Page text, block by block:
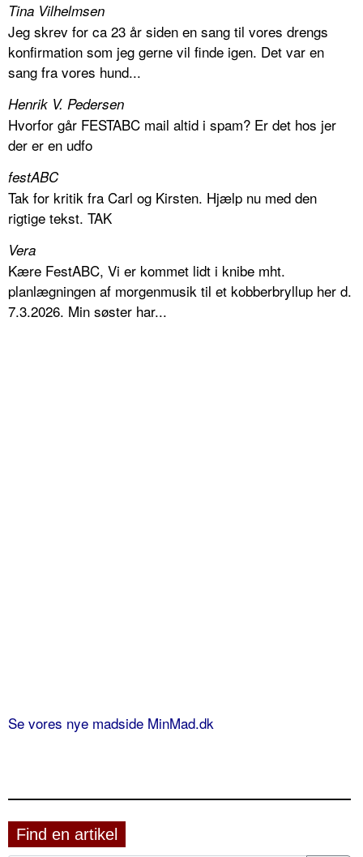
Tina Vilhelmsen
Jeg skrev for ca 23 år siden en sang til vores drengs
konfirmation som jeg gerne vil finde igen. Det var en
sang fra vores hund...
Henrik V. Pedersen
Hvorfor går FESTABC mail altid i spam? Er det hos jer
der er en udfo
festABC
Tak for kritik fra Carl og Kirsten. Hjælp nu med den
rigtige tekst. TAK
Vera
Kære FestABC, Vi er kommet lidt i knibe mht.
planlægningen af morgenmusik til et kobberbryllup her d.
7.3.2026. Min søster har...
Se vores nye madside MinMad.dk
Find en artikel